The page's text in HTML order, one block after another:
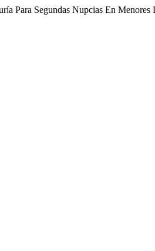
Para Segundas Nupcias En Menores